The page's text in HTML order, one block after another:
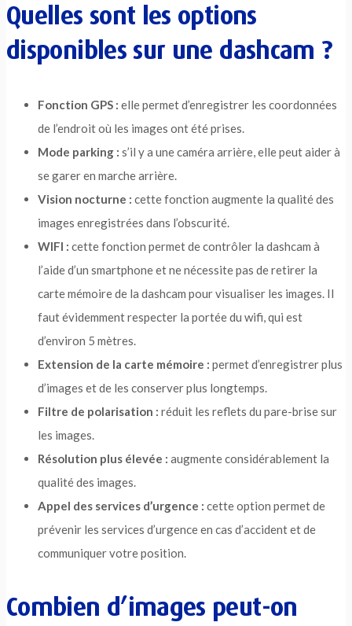
Quelles sont les options
disponibles sur une dashcam ?
Fonction GPS : elle permet d’enregistrer les coordonnées
de l’endroit où les images ont été prises.
Mode parking : s’il y a une caméra arrière, elle peut aider à
se garer en marche arrière.
Vision nocturne : cette fonction augmente la qualité des
images enregistrées dans l’obscurité.
WIFI : cette fonction permet de contrôler la dashcam à
l’aide d’un smartphone et ne nécessite pas de retirer la
carte mémoire de la dashcam pour visualiser les images. Il
faut évidemment respecter la portée du wifi, qui est
d’environ 5 mètres.
Extension de la carte mémoire : permet d’enregistrer plus
d’images et de les conserver plus longtemps.
Filtre de polarisation : réduit les reflets du pare-brise sur
les images.
Résolution plus élevée : augmente considérablement la
qualité des images.
Appel des services d’urgence : cette option permet de
prévenir les services d’urgence en cas d’accident et de
communiquer votre position.
Combien d’images peut-on